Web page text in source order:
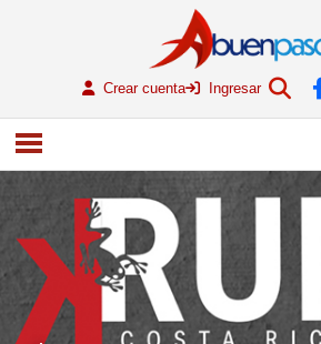
Crear cuenta Ingresar